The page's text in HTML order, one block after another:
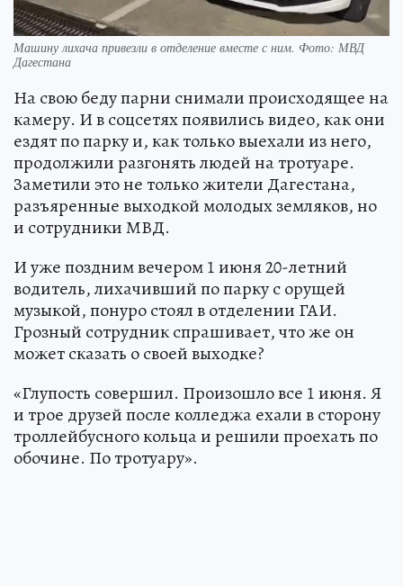
Машину лихача привезли в отделение вместе с ним. Фото: МВД
Дагестана
На свою беду парни снимали происходящее на
камеру. И в соцсетях появились видео, как они
ездят по парку и, как только выехали из него,
продолжили разгонять людей на тротуаре.
Заметили это не только жители Дагестана,
разъяренные выходкой молодых земляков, но
и сотрудники МВД.
И уже поздним вечером 1 июня 20-летний
водитель, лихачивший по парку с орущей
музыкой, понуро стоял в отделении ГАИ.
Грозный сотрудник спрашивает, что же он
может сказать о своей выходке?
«Глупость совершил. Произошло все 1 июня. Я
и трое друзей после колледжа ехали в сторону
троллейбусного кольца и решили проехать по
обочине. По тротуару».